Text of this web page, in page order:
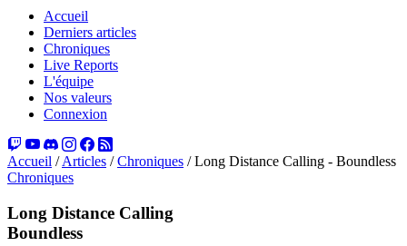
Accueil
Derniers articles
Chroniques
Live Reports
L'équipe
Nos valeurs
Connexion
Accueil / Articles / Chroniques / Long Distance Calling - Boundless
Chroniques
Long Distance Calling
Boundless